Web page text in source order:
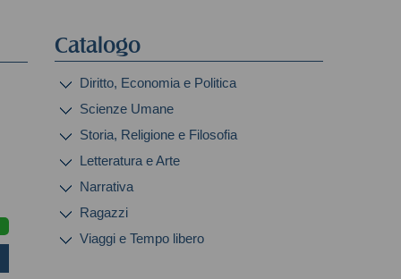
Catalogo
Diritto, Economia e Politica
Scienze Umane
Storia, Religione e Filosofia
Letteratura e Arte
Narrativa
Ragazzi
Viaggi e Tempo libero